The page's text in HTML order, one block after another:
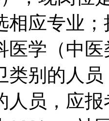
相应专业
医学（中
类别的人
人员，应